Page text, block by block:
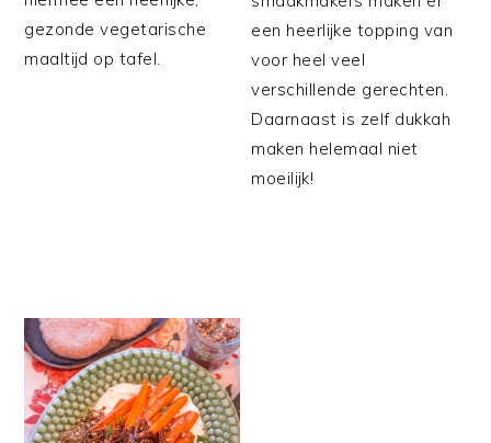
gezonde vegetarische
maaltijd op tafel.
een heerlijke topping van
voor heel veel
verschillende gerechten.
Daarnaast is zelf dukkah
maken helemaal niet
moeilijk!